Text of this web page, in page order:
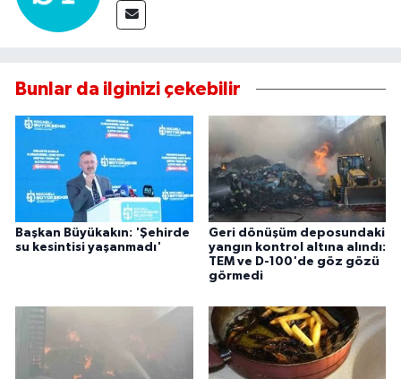
Bunlar da ilginizi çekebilir
Başkan Büyükakın: 'Şehirde
su kesintisi yaşanmadı'
Geri dönüşüm deposundaki
yangın kontrol altına alındı:
TEM ve D-100'de göz gözü
görmedi